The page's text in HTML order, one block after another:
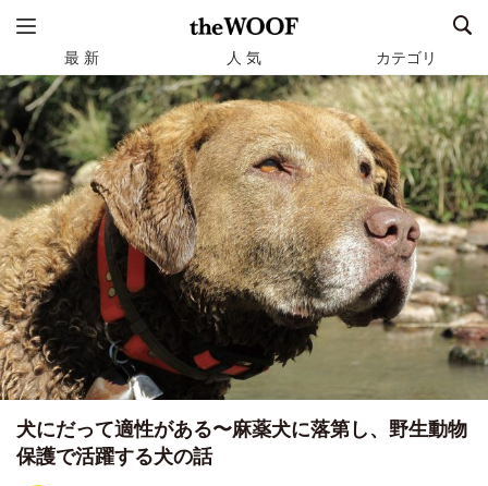
最 新 人 気 カテゴリ
犬にだって適性がある〜麻薬犬に落第し、野生動物
保護で活躍する犬の話